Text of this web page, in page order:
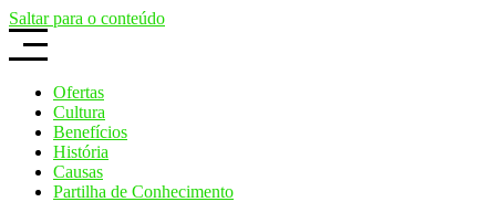
Saltar para o conteúdo
Ofertas
Cultura
Benefícios
História
Causas
Partilha de Conhecimento